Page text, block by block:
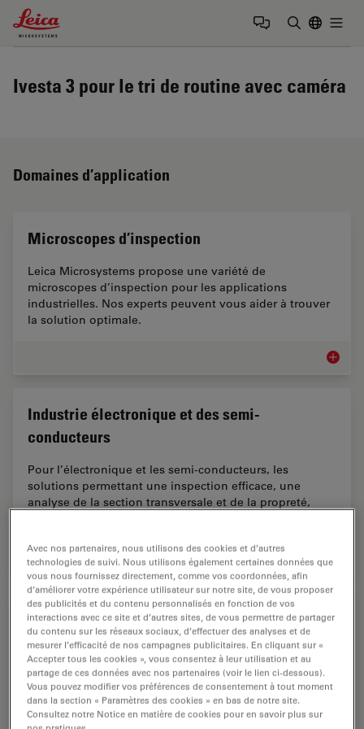
Leica Microsystems Logo
Ivesta 3 pour le tri de routine avec caméra
Domaines d’application
Microscopes d’inspection
Leica Microsystems propose une variété de
microscopes d’inspection pour les applications
industrielles. Nos experts peuvent vous aider à trouver
la solution optimale.
Industrie électronique et des semi-
conducteurs
Pour l’électronique et les semi-conducteurs, les
solutions permettant une inspection efficace, une
analyse de la section transversale et de la propreté,
Industrie automobile et transport
Améliorez la fiabilité et la précision de votre travail dans
le secteur de la production automobile et des
transports. Les solutions d'imagerie microscopique de
Leica Microsystems améliorent votre…
Avec nos partenaires, nous utilisons des cookies et d’autres
technologies de suivi. Nous utilisons également certaines données que
vous nous fournissez directement, comme vos coordonnées, afin
d’améliorer votre expérience utilisateur sur notre site, de vous proposer
des publicités et du contenu personnalisés en fonction de vos
interactions avec ce site et d’autres sites, de vous permettre de partager
du contenu sur les réseaux sociaux, d’effectuer des analyses et de
mesurer l’efficacité de nos campagnes publicitaires. En cliquant sur «
Accepter tous les cookies », vous consentez à leur utilisation et au
partage de ces données avec nos partenaires (voir le lien ci-dessous).
Vous pouvez modifier vos préférences de consentement à tout moment
dans la section « Paramètres des cookies » en bas de notre site.
Consultez notre Notice en matière de cookies pour en savoir plus sur